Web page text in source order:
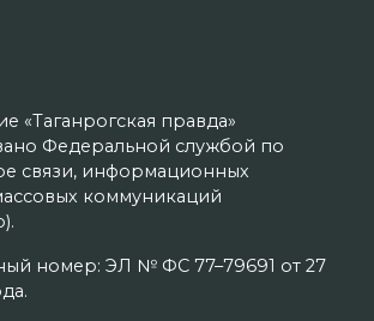
«Таганрогская правда»
Федеральной службой по
связи, информационных
коммуникаций
номер: ЭЛ № ФС 77–79691 от 27